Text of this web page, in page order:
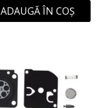
ADAUGĂ ÎN COŞ